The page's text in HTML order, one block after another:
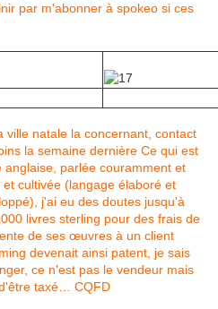
par m'abonner à spokeo si ces
ville natale la concernant, contact
la semaine dernière Ce qui est
parlée couramment et
cultivée (langage élaboré et
j'ai eu des doutes jusqu'à
livres sterling pour des frais de
de ses œuvres à un client
devenait ainsi patent, je sais
ce n'est pas le vendeur mais
taxé… CQFD